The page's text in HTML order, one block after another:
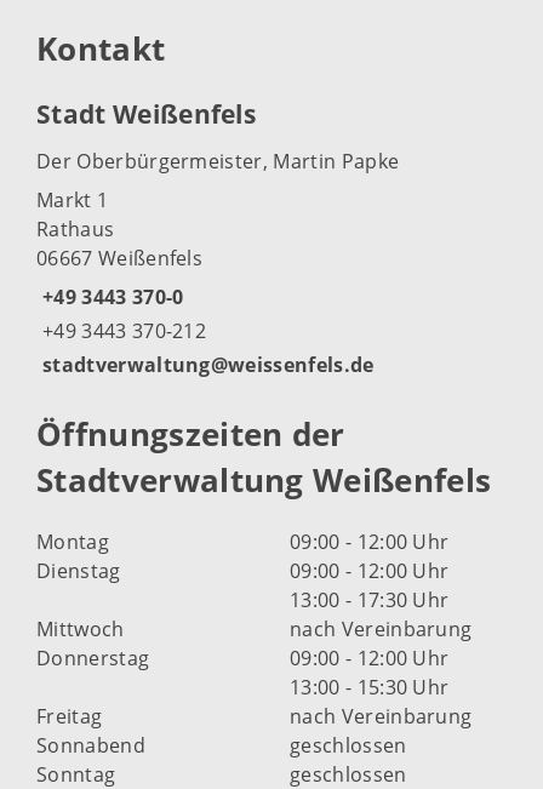
Kontakt
Stadt Weißenfels
Der Oberbürgermeister, Martin Papke
Markt 1
Rathaus
06667 Weißenfels
+49 3443 370-0
+49 3443 370-212
stadtverwaltung@weissenfels.de
Öffnungszeiten der
Stadtverwaltung Weißenfels
Montag
09:00 - 12:00 Uhr
Dienstag
09:00 - 12:00 Uhr
13:00 - 17:30 Uhr
Mittwoch
nach Vereinbarung
Donnerstag
09:00 - 12:00 Uhr
13:00 - 15:30 Uhr
Freitag
nach Vereinbarung
Sonnabend
geschlossen
Sonntag
geschlossen